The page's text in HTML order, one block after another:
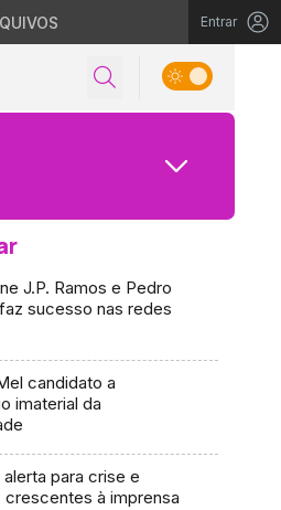
Entrar
J.P. Ramos e Pedro
sucesso nas redes
candidato a
imaterial da
alerta para crise e
crescentes à imprensa